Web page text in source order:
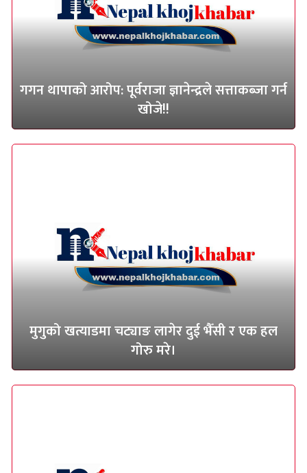
गगन थापाको आरोप: पूर्वराजा ज्ञानेन्द्रले सत्ताकब्जा गर्न
खोजे!!
मुगुको खत्याडमा चट्याङ लागेर दुई भैँसी र एक हल
गोरु मरे।